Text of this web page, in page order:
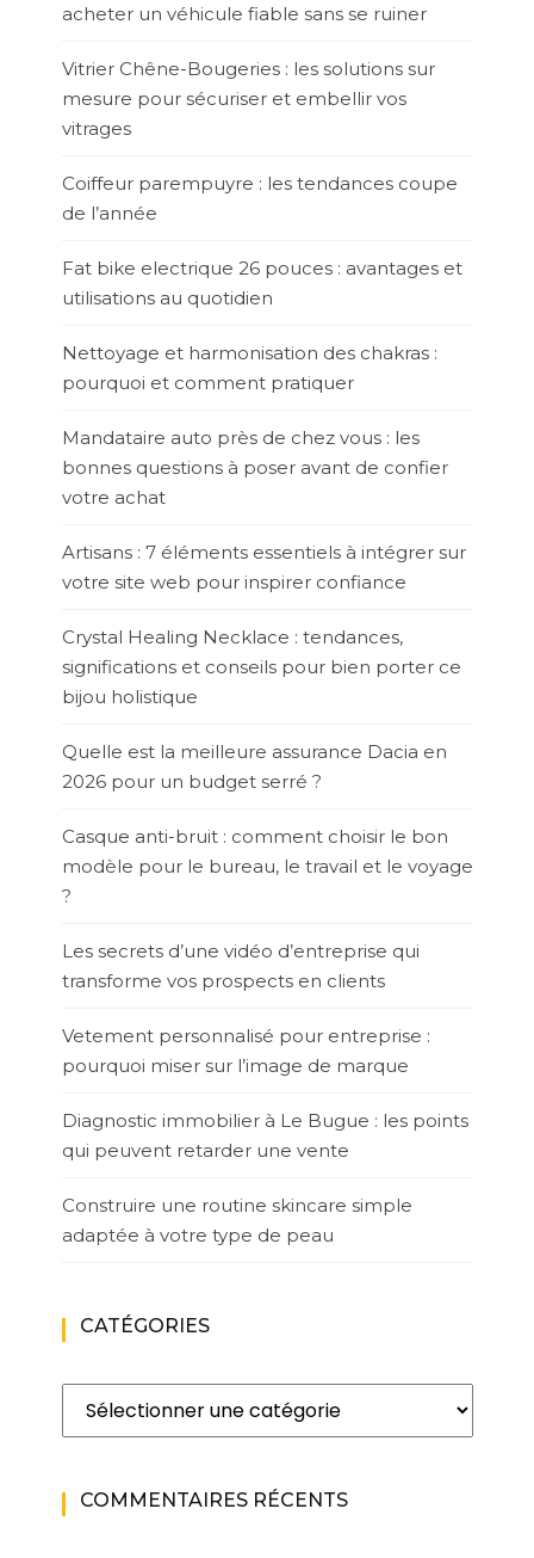
acheter un véhicule fiable sans se ruiner
Vitrier Chêne-Bougeries : les solutions sur
mesure pour sécuriser et embellir vos
vitrages
Coiffeur parempuyre : les tendances coupe
de l’année
Fat bike electrique 26 pouces : avantages et
utilisations au quotidien
Nettoyage et harmonisation des chakras :
pourquoi et comment pratiquer
Mandataire auto près de chez vous : les
bonnes questions à poser avant de confier
votre achat
Artisans : 7 éléments essentiels à intégrer sur
votre site web pour inspirer confiance
Crystal Healing Necklace : tendances,
significations et conseils pour bien porter ce
bijou holistique
Quelle est la meilleure assurance Dacia en
2026 pour un budget serré ?
Casque anti-bruit : comment choisir le bon
modèle pour le bureau, le travail et le voyage
?
Les secrets d’une vidéo d’entreprise qui
transforme vos prospects en clients
Vetement personnalisé pour entreprise :
pourquoi miser sur l’image de marque
Diagnostic immobilier à Le Bugue : les points
qui peuvent retarder une vente
Construire une routine skincare simple
adaptée à votre type de peau
CATÉGORIES
Catégories
COMMENTAIRES RÉCENTS